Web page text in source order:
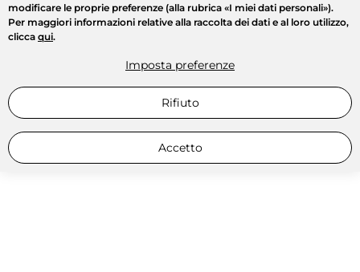
modificare le proprie preferenze (alla rubrica «I miei dati personali»).
Per maggiori informazioni relative alla raccolta dei dati e al loro utilizzo,
clicca qui.
Imposta preferenze
Rifiuto
Accetto